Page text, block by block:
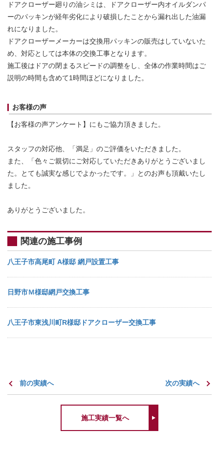
ドアクローザー廻りの油シミは、ドアクローザー内オイルダンパ
ーのパッキンが経年劣化により破損したことから漏れ出した油漏
れになりました。
ドアクローザーメーカーは交換用パッキンの販売はしていないた
め、対応としては本体の交換工事となります。
施工後はドアの閉まるスピードの調整をし、全体の作業時間はご
説明の時間も含めて1時間ほどになりました。
お客様の声
【お客様の声アンケート】にもご協力頂きました。
スタッフの対応他、「満足」のご評価をいただきました。
また、「色々ご親切にご対応していただきありがとうございまし
た。とても誠実な感じでよかったです。」とのお声も頂戴いたし
ました。
ありがとうございました。
関連の施工事例
八王子市高尾町 A様邸 網戸設置工事
日野市Ｍ様邸網戸交換工事
八王子市東浅川町R様邸ドアクローザー交換工事
前の実績へ 次の実績へ
施工実績一覧へ